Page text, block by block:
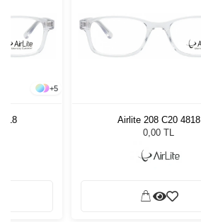
+5
Airlite 208 C20 4818
0,00 TL